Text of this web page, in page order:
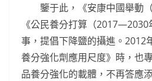
鑒于此，《安康中國舉動
《公民養分打算（
事，提倡下降鹽的攝進。2012
養分強化劑應用尺度》時，也
品養分強化的載體，不再答應